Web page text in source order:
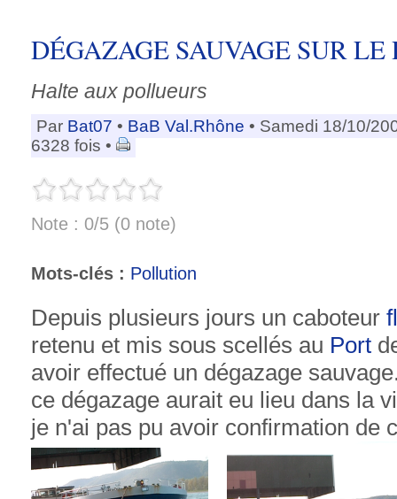
DÉGAZAGE SAUVAGE SUR LE
Halte aux pollueurs
Par Bat07 • BaB Val.Rhône • Samedi 18/10/
6328 fois •
Note : 0/5 (0 note)
Mots-clés : Pollution
Depuis plusieurs jours un caboteur
retenu et mis sous scellés au Port
avoir effectué un dégazage
ce dégazage aurait eu lieu dans la
je n'ai pas pu avoir confirmation de